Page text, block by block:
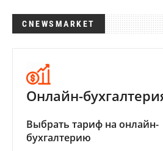
CNEWSMARKET
Онлайн-
Выбрать тариф на онлайн-
бухгалтерию